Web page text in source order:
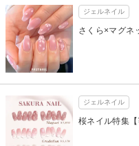
ジェルネイル
さくら×マグネ
ジェルネイル
桜ネイル特集